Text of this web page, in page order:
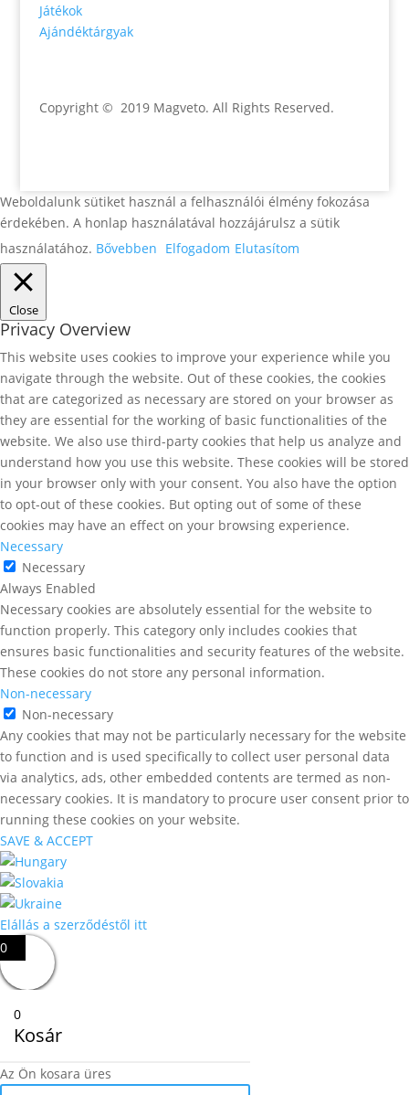
Játékok
Ajándéktárgyak
Copyright © 2019 Magveto. All Rights Reserved.
Weboldalunk sütiket használ a felhasználói élmény fokozása
érdekében. A honlap használatával hozzájárulsz a sütik
használatához. Bővebben Elfogadom Elutasítom
Close
Privacy Overview
This website uses cookies to improve your experience while you
navigate through the website. Out of these cookies, the cookies
that are categorized as necessary are stored on your browser as
they are essential for the working of basic functionalities of the
website. We also use third-party cookies that help us analyze and
understand how you use this website. These cookies will be stored
in your browser only with your consent. You also have the option
to opt-out of these cookies. But opting out of some of these
cookies may have an effect on your browsing experience.
Necessary
Necessary
Always Enabled
Necessary cookies are absolutely essential for the website to
function properly. This category only includes cookies that
ensures basic functionalities and security features of the website.
These cookies do not store any personal information.
Non-necessary
Non-necessary
Any cookies that may not be particularly necessary for the website
to function and is used specifically to collect user personal data
via analytics, ads, other embedded contents are termed as non-
necessary cookies. It is mandatory to procure user consent prior to
running these cookies on your website.
SAVE & ACCEPT
Elállás a szerződéstől itt
0
0
Kosár
Az Ön kosara üres